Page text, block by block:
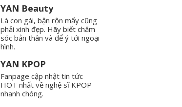
YAN Beauty
Là con gái, bận rộn mấy cũng
phải xinh đẹp. Hãy biết chăm
sóc bản thân và để ý tới ngoại
hình.
YAN KPOP
Fanpage cập nhật tin tức
HOT nhất về nghệ sĩ KPOP
nhanh chóng.